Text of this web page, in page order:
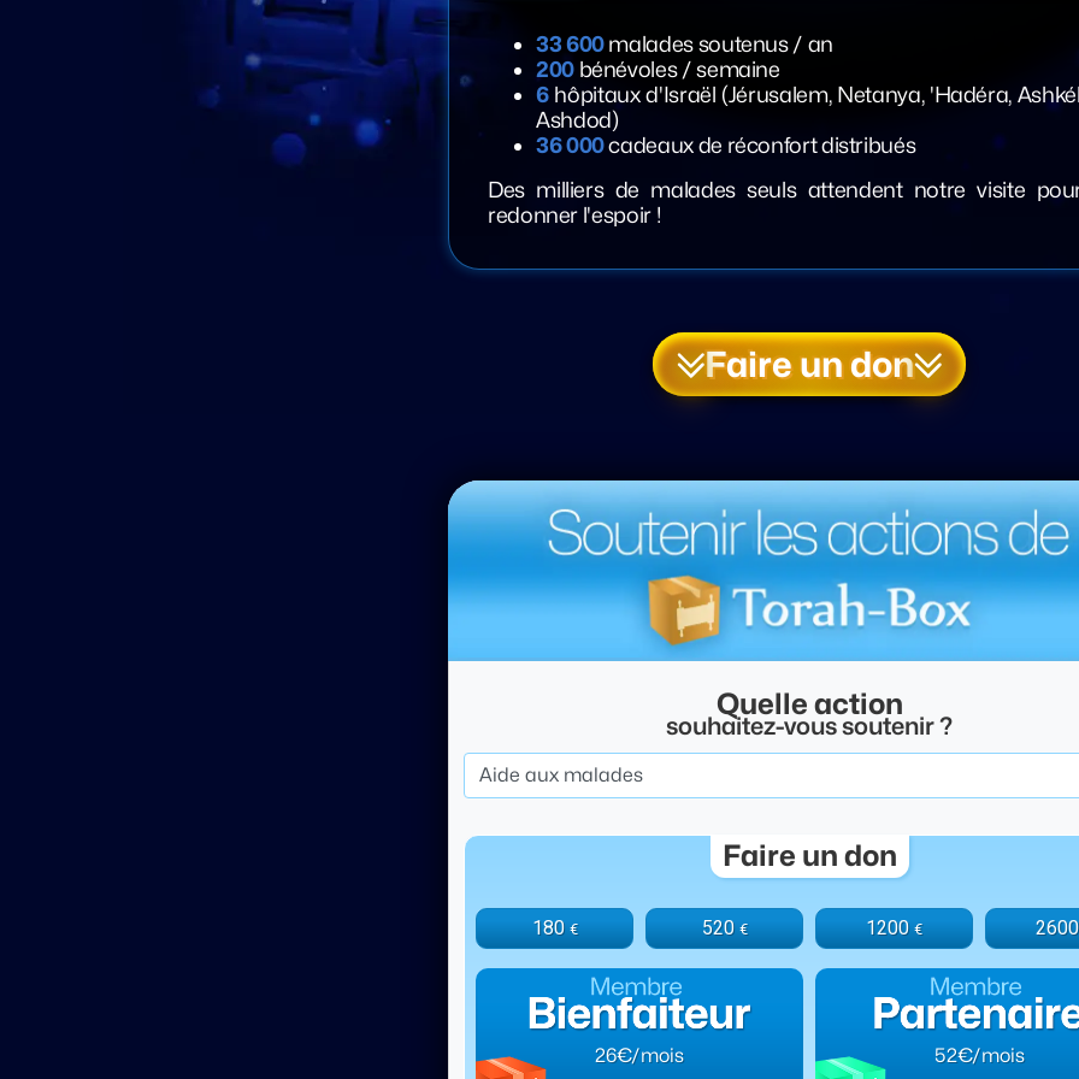
33 600malades soutenus / an
200bénévoles / semaine
6hôpitaux d'Israël (Jérusalem, Netanya, 'Hadéra,
Ashdod)
36 000cadeaux de réconfort distribués
Des milliers de malades seuls attendent notre visite
redonner l'espoir !
Faire un don
Quelle action
souhaitez-vous soutenir ?
Faire un don
180 € 520 € 1200 € 2600
26€/mois 52€/mois